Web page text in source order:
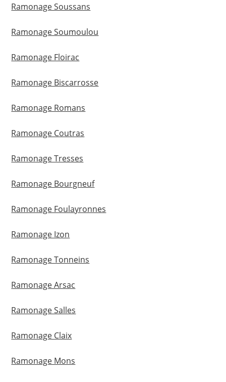
Ramonage Soussans
Ramonage Soumoulou
Ramonage Floirac
Ramonage Biscarrosse
Ramonage Romans
Ramonage Coutras
Ramonage Tresses
Ramonage Bourgneuf
Ramonage Foulayronnes
Ramonage Izon
Ramonage Tonneins
Ramonage Arsac
Ramonage Salles
Ramonage Claix
Ramonage Mons